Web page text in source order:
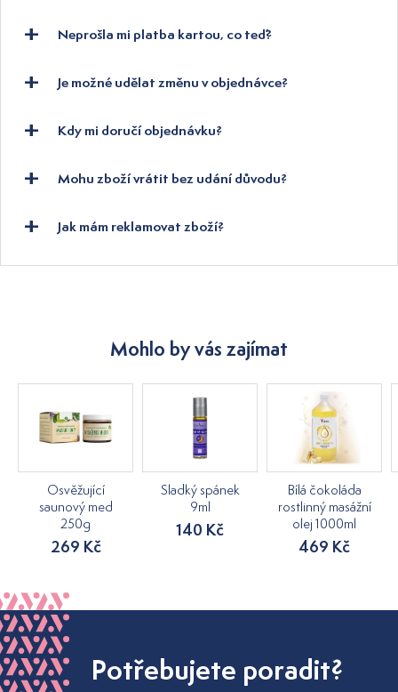
Neprošla mi platba kartou, co teď?
Je možné udělat změnu v objednávce?
Kdy mi doručí objednávku?
Mohu zboží vrátit bez udání důvodu?
Jak mám reklamovat zboží?
Mohlo by vás zajímat
Osvěžující
saunový med
250g
269 Kč
Sladký spánek
9ml
140 Kč
Bílá čokoláda
rostlinný masážní
olej 1000ml
469 Kč
Potřebujete poradit?